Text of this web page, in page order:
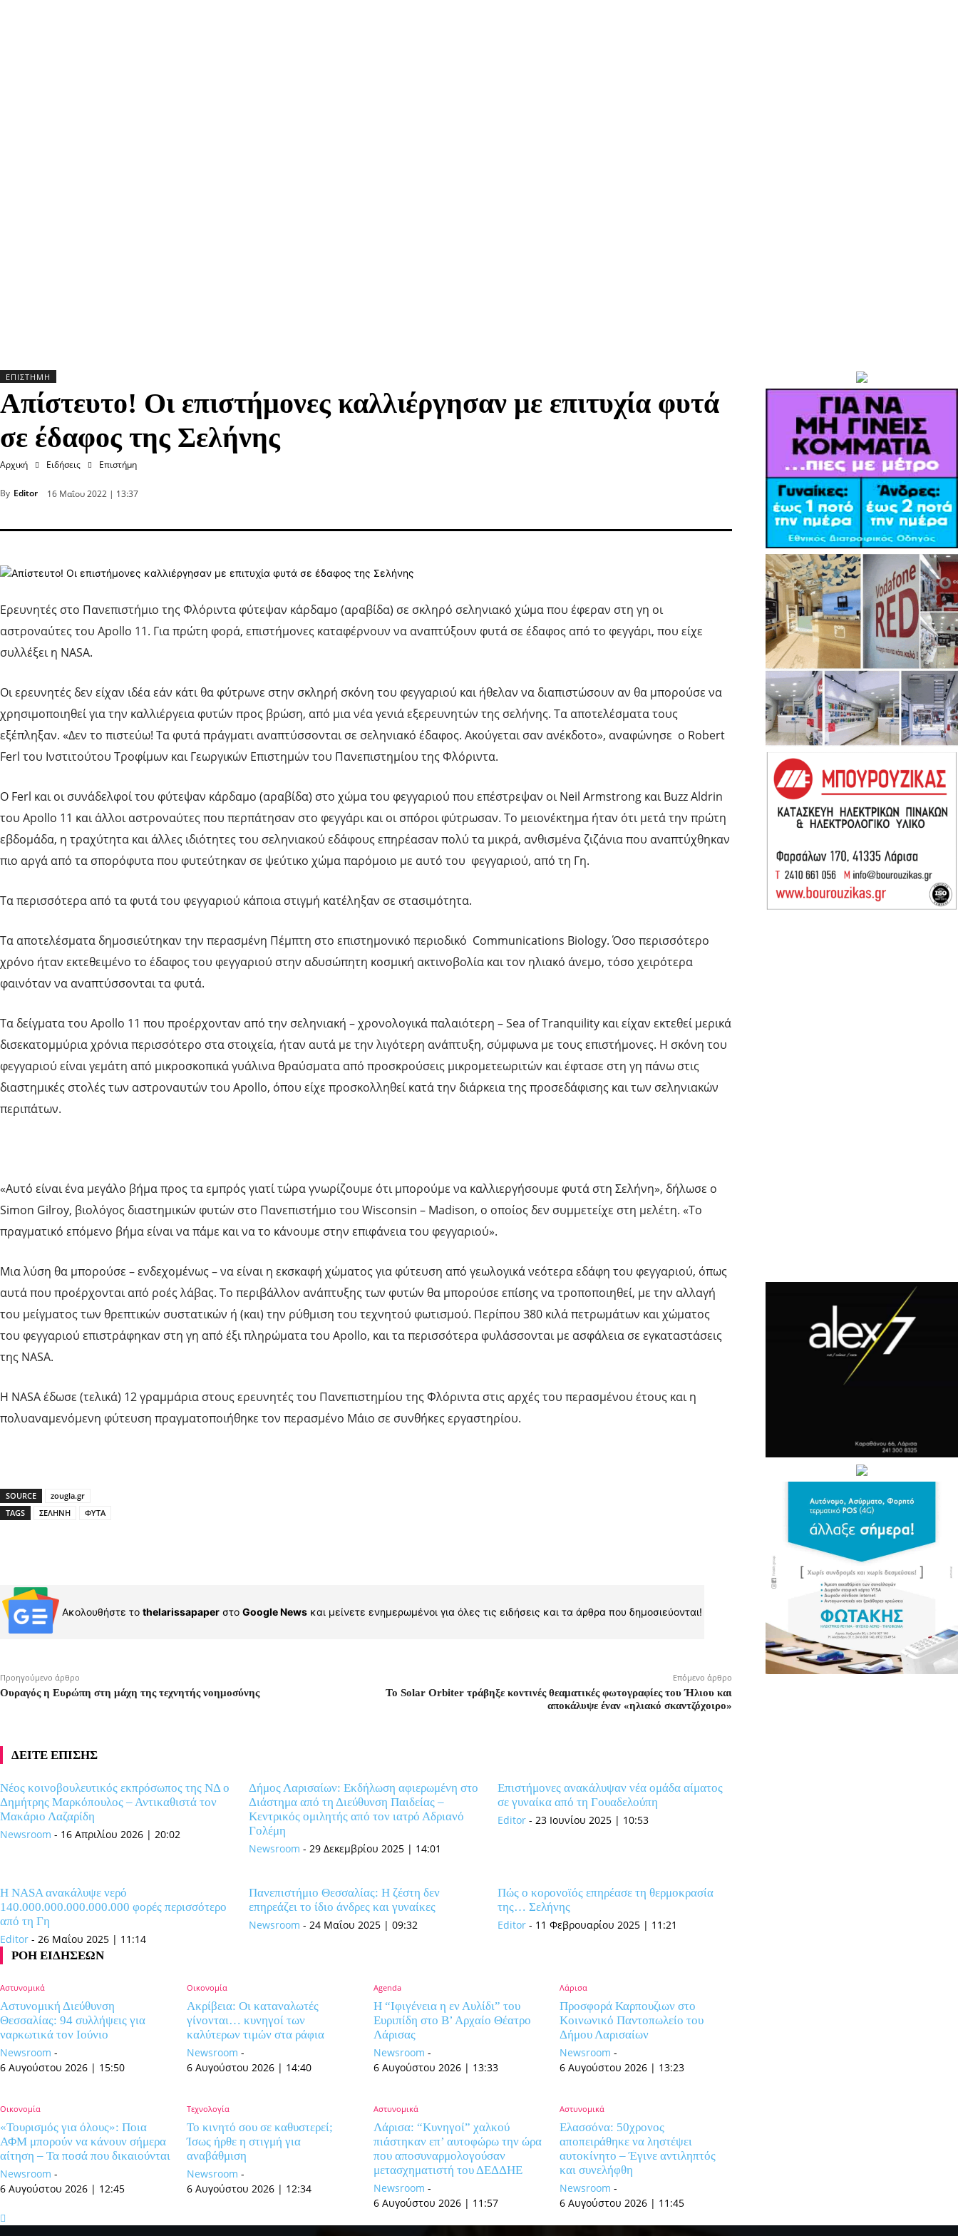
ΕΠΙΣΤΉΜΗ
Απίστευτο! Οι επιστήμονες καλλιέργησαν με επιτυχία φυτά
σε έδαφος της Σελήνης
Αρχική Ειδήσεις Επιστήμη
By Editor 16 Μαΐου 2022 | 13:37
Ερευνητές στο Πανεπιστήμιο της Φλόριντα φύτεψαν κάρδαμο (αραβίδα) σε σκληρό σεληνιακό χώμα που έφεραν στη γη οι
αστροναύτες του Apollo 11. Για πρώτη φορά, επιστήμονες καταφέρνουν να αναπτύξουν φυτά σε έδαφος από το φεγγάρι, που είχε
συλλέξει η NASA.
Οι ερευνητές δεν είχαν ιδέα εάν κάτι θα φύτρωνε στην σκληρή σκόνη του φεγγαριού και ήθελαν να διαπιστώσουν αν θα μπορούσε να
χρησιμοποιηθεί για την καλλιέργεια φυτών προς βρώση, από μια νέα γενιά εξερευνητών της σελήνης. Τα αποτελέσματα τους
εξέπληξαν. «Δεν το πιστεύω! Τα φυτά πράγματι αναπτύσσονται σε σεληνιακό έδαφος. Ακούγεται σαν ανέκδοτο», αναφώνησε ο Robert
Ferl του Ινστιτούτου Τροφίμων και Γεωργικών Επιστημών του Πανεπιστημίου της Φλόριντα.
Ο Ferl και οι συνάδελφοί του φύτεψαν κάρδαμο (αραβίδα) στο χώμα του φεγγαριού που επέστρεψαν οι Neil Armstrong και Buzz Aldrin
του Apollo 11 και άλλοι αστροναύτες που περπάτησαν στο φεγγάρι και οι σπόροι φύτρωσαν. Το μειονέκτημα ήταν ότι μετά την πρώτη
εβδομάδα, η τραχύτητα και άλλες ιδιότητες του σεληνιακού εδάφους επηρέασαν πολύ τα μικρά, ανθισμένα ζιζάνια που αναπτύχθηκαν
πιο αργά από τα σπορόφυτα που φυτεύτηκαν σε ψεύτικο χώμα παρόμοιο με αυτό του φεγγαριού, από τη Γη.
Τα περισσότερα από τα φυτά του φεγγαριού κάποια στιγμή κατέληξαν σε στασιμότητα.
Τα αποτελέσματα δημοσιεύτηκαν την περασμένη Πέμπτη στο επιστημονικό περιοδικό Communications Biology. Όσο περισσότερο
χρόνο ήταν εκτεθειμένο το έδαφος του φεγγαριού στην αδυσώπητη κοσμική ακτινοβολία και τον ηλιακό άνεμο, τόσο χειρότερα
φαινόταν να αναπτύσσονται τα φυτά.
Τα δείγματα του Apollo 11 που προέρχονταν από την σεληνιακή – χρονολογικά παλαιότερη – Sea of Tranquility και είχαν εκτεθεί μερικά
δισεκατομμύρια χρόνια περισσότερο στα στοιχεία, ήταν αυτά με την λιγότερη ανάπτυξη, σύμφωνα με τους επιστήμονες. Η σκόνη του
φεγγαριού είναι γεμάτη από μικροσκοπικά γυάλινα θραύσματα από προσκρούσεις μικρομετεωριτών και έφτασε στη γη πάνω στις
διαστημικές στολές των αστροναυτών του Apollo, όπου είχε προσκολληθεί κατά την διάρκεια της προσεδάφισης και των σεληνιακών
περιπάτων.
«Αυτό είναι ένα μεγάλο βήμα προς τα εμπρός γιατί τώρα γνωρίζουμε ότι μπορούμε να καλλιεργήσουμε φυτά στη Σελήνη», δήλωσε ο
Simon Gilroy, βιολόγος διαστημικών φυτών στο Πανεπιστήμιο του Wisconsin – Madison, ο οποίος δεν συμμετείχε στη μελέτη. «Το
πραγματικό επόμενο βήμα είναι να πάμε και να το κάνουμε στην επιφάνεια του φεγγαριού».
Μια λύση θα μπορούσε – ενδεχομένως – να είναι η εκσκαφή χώματος για φύτευση από γεωλογικά νεότερα εδάφη του φεγγαριού, όπως
αυτά που προέρχονται από ροές λάβας. Το περιβάλλον ανάπτυξης των φυτών θα μπορούσε επίσης να τροποποιηθεί, με την αλλαγή
του μείγματος των θρεπτικών συστατικών ή (και) την ρύθμιση του τεχνητού φωτισμού. Περίπου 380 κιλά πετρωμάτων και χώματος
του φεγγαριού επιστράφηκαν στη γη από έξι πληρώματα του Apollo, και τα περισσότερα φυλάσσονται με ασφάλεια σε εγκαταστάσεις
της NASA.
Η NASA έδωσε (τελικά) 12 γραμμάρια στους ερευνητές του Πανεπιστημίου της Φλόριντα στις αρχές του περασμένου έτους και η
πολυαναμενόμενη φύτευση πραγματοποιήθηκε τον περασμένο Μάιο σε συνθήκες εργαστηρίου.
SOURCE
zougla.gr
TAGS
ΣΕΛΗΝΗ ΦΥΤΑ
Ακολουθήστε το thelarissapaper στο Google News και μείνετε ενημερωμένοι για όλες τις ειδήσεις και τα άρθρα που δημοσιεύονται!
Προηγούμενο άρθρο
Ουραγός η Ευρώπη στη μάχη της τεχνητής νοημοσύνης
Επόμενο άρθρο
Το Solar Orbiter τράβηξε κοντινές θεαματικές φωτογραφίες του Ήλιου και
αποκάλυψε έναν «ηλιακό σκαντζόχοιρο»
ΔΕΙΤΕ ΕΠΙΣΗΣ
Νέος κοινοβουλευτικός εκπρόσωπος της ΝΔ ο
Δημήτρης Μαρκόπουλος – Αντικαθιστά τον
Μακάριο Λαζαρίδη
Newsroom - 16 Απριλίου 2026 | 20:02
Δήμος Λαρισαίων: Εκδήλωση αφιερωμένη στο
Διάστημα από τη Διεύθυνση Παιδείας –
Κεντρικός ομιλητής από τον ιατρό Αδριανό
Γολέμη
Newsroom - 29 Δεκεμβρίου 2025 | 14:01
Επιστήμονες ανακάλυψαν νέα ομάδα αίματος
σε γυναίκα από τη Γουαδελούπη
Editor - 23 Ιουνίου 2025 | 10:53
Η NASA ανακάλυψε νερό
140.000.000.000.000.000 φορές περισσότερο
από τη Γη
Editor - 26 Μαΐου 2025 | 11:14
Πανεπιστήμιο Θεσσαλίας: Η ζέστη δεν
επηρεάζει το ίδιο άνδρες και γυναίκες
Newsroom - 24 Μαΐου 2025 | 09:32
Πώς ο κορονοϊός επηρέασε τη θερμοκρασία
της… Σελήνης
Editor - 11 Φεβρουαρίου 2025 | 11:21
ΡΟΗ ΕΙΔΗΣΕΩΝ
Αστυνομικά
Αστυνομική Διεύθυνση
Θεσσαλίας: 94 συλλήψεις για
ναρκωτικά τον Ιούνιο
Newsroom -
6 Αυγούστου 2026 | 15:50
Οικονομία
Ακρίβεια: Οι καταναλωτές
γίνονται… κυνηγοί των
καλύτερων τιμών στα ράφια
Newsroom -
6 Αυγούστου 2026 | 14:40
Agenda
Η “Ιφιγένεια η εν Αυλίδι” του
Ευριπίδη στο Β’ Αρχαίο Θέατρο
Λάρισας
Newsroom -
6 Αυγούστου 2026 | 13:33
Λάρισα
Προσφορά Καρπουζιων στο
Κοινωνικό Παντοπωλείο του
Δήμου Λαρισαίων
Newsroom -
6 Αυγούστου 2026 | 13:23
Οικονομία
«Τουρισμός για όλους»: Ποια
ΑΦΜ μπορούν να κάνουν σήμερα
αίτηση – Τα ποσά που δικαιούνται
Newsroom -
6 Αυγούστου 2026 | 12:45
Τεχνολογία
Το κινητό σου σε καθυστερεί;
Ίσως ήρθε η στιγμή για
αναβάθμιση
Newsroom -
6 Αυγούστου 2026 | 12:34
Αστυνομικά
Λάρισα: “Κυνηγοί” χαλκού
πιάστηκαν επ’ αυτοφώρω την ώρα
που αποσυναρμολογούσαν
μετασχηματιστή του ΔΕΔΔΗΕ
Newsroom -
6 Αυγούστου 2026 | 11:57
Αστυνομικά
Ελασσόνα: 50χρονος
αποπειράθηκε να ληστέψει
αυτοκίνητο – Έγινε αντιληπτός
και συνελήφθη
Newsroom -
6 Αυγούστου 2026 | 11:45